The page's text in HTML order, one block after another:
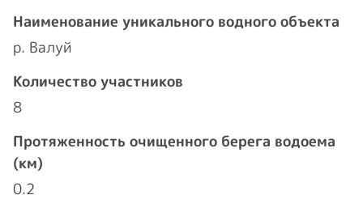
Наименование уникального водного объекта
р. Валуй
Количество участников
8
Протяженность очищенного берега водоема
(км)
0.2